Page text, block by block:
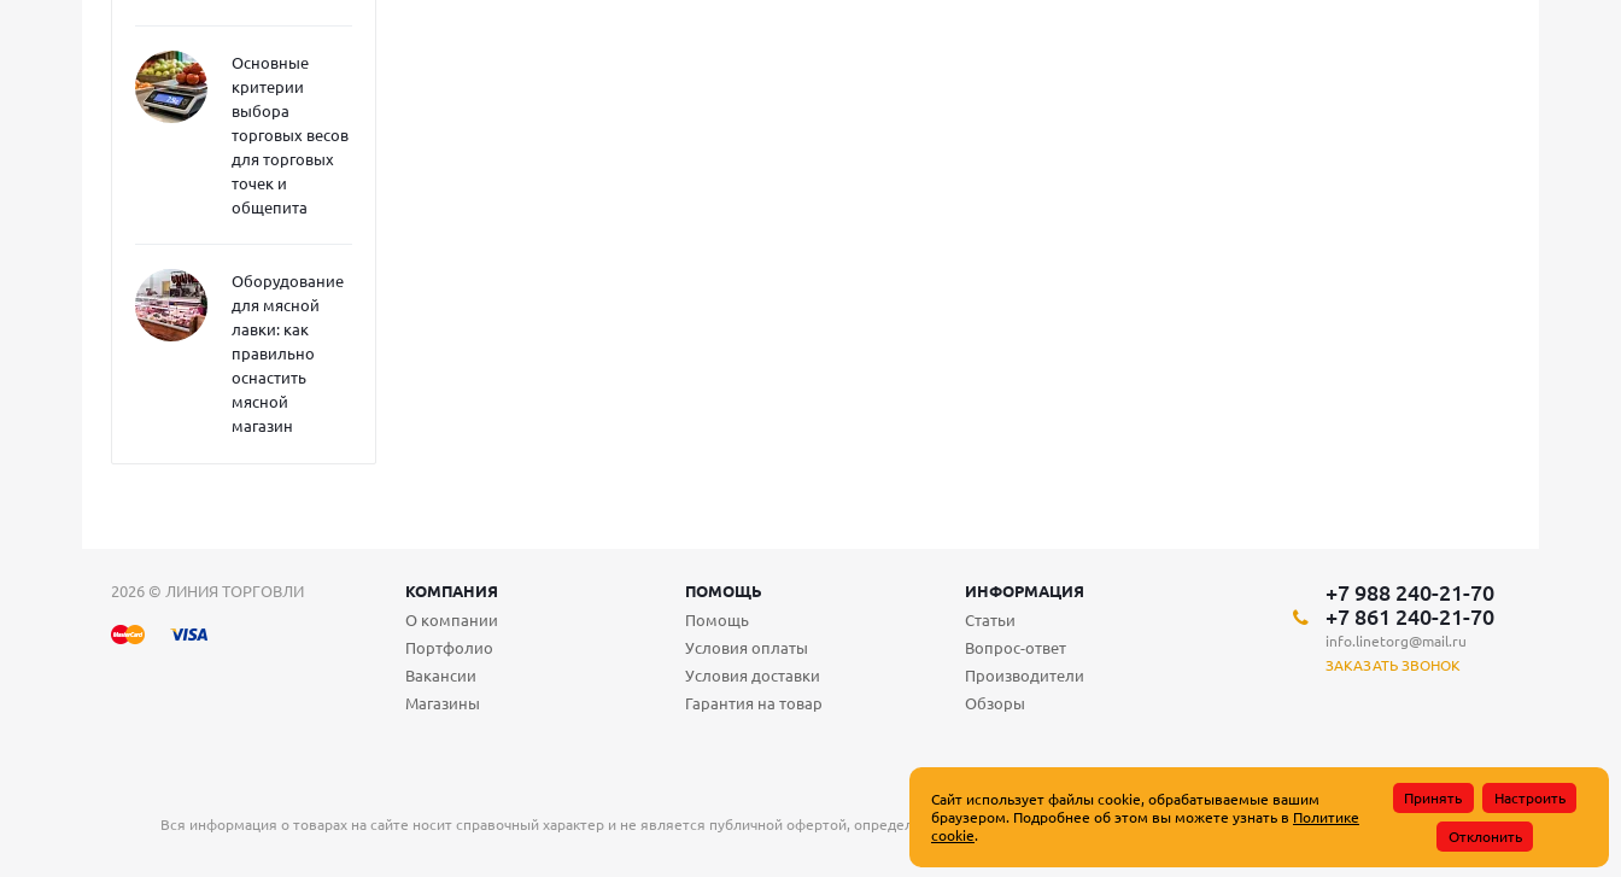
Основные
критерии
выбора
торговых весов
для торговых
точек и
общепита
Оборудование
для мясной
лавки: как
правильно
оснастить
мясной
магазин
2026 © ЛИНИЯ ТОРГОВЛИ КОМПАНИЯ ПОМОЩЬ
ИНФОРМАЦИЯ
О компании
Портфолио
Вакансии
Магазины
Помощь
Условия оплаты
Условия доставки
Гарантия на товар
Статьи
Вопрос-ответ
Производители
Обзоры
+7 988 240-21-70
+7 861 240-21-70
info.linetorg@mail.ru
ЗАКАЗАТЬ ЗВОНОК
Вся информация о товарах на сайте носит справочный характер и не является публичной офертой, определяемой положениями Статьи 437 Гражданского кодекса Российской Федерации.
Сайт использует файлы cookie, обрабатываемые вашим
браузером. Подробнее об этом вы можете узнать в Политике
cookie.
Принять
Настроить
Отклонить